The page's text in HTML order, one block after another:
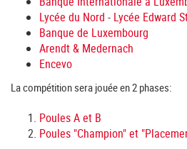
Lycée du Nord - Lycée Edward
Banque de Luxembourg
Arendt & Medernach
Encevo
La compétition sera jouée en 2 phases:
Poules A et B
Poules "Champion" et